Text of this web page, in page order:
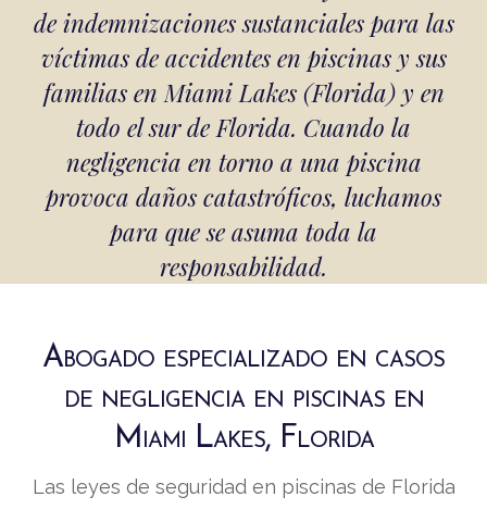
de indemnizaciones sustanciales para las
víctimas de accidentes en piscinas y sus
familias en Miami Lakes (Florida) y en
todo el sur de Florida. Cuando la
negligencia en torno a una piscina
provoca daños catastróficos, luchamos
para que se asuma toda la
responsabilidad.
Abogado especializado en casos
de negligencia en piscinas en
Miami Lakes, Florida
Las leyes de seguridad en piscinas de Florida